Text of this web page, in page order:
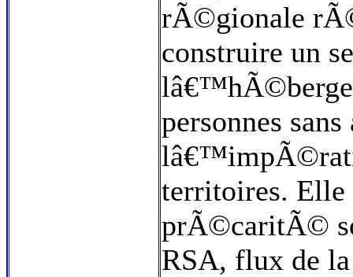
rÃ©gionale
construire un
personnes
territoires. Elle
prÃ©caritÃ©
RSA, flux de